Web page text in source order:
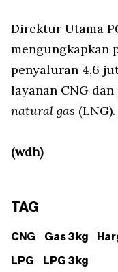
Direktur Utama
mengungkapkan
penyaluran 4,6
layanan CNG
natural gas (LNG).
(wdh)
TAG
CNG Gas 3 kg
LPG LPG 3 kg